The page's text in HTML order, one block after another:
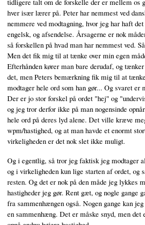
tidligere talt om de forskelle der er mellem os
hver især lærer på. Peter har nemmest ved
nemmere ved modtagning, hvor jeg har haft
engelsk, og afsendelse. Årsagerne er nok
så forskellen på hvad man har nemmest ved.
Men det fik mig til at tænke over min egen
Efterhånden kører man bare derudaf, og
det, men Peters bemærkning fik mig til at
modtager hele ord som han gør... Og svaret er
Der er jo stor forskel på ordet "hej" og
og jeg tror derfor ikke på man nogensinde
hele ord på deres lyd alene. Det ville kræve
wpm/hastighed, og at man havde et enormt
virkeligheden er det nok slet ikke muligt.
Og i egentlig, så tror jeg faktisk jeg modtager
og i virkeligheden kun lige starten af ordet, og
resten. Og det er nok på den måde jeg lykkes
hastigheder jeg gør. Rent gæt, og nogle gange
fra sammenhængen også. Nogen gange kan
en sammenhæng. Det er måske snyd, men